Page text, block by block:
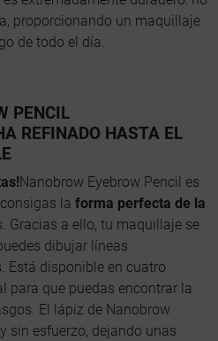
proporcionando un maquillaje
de todo el día.
PENCIL
REFINADO HASTA EL
Nanobrow Eyebrow Pencil es
la forma perfecta de la
Gracias a ello, tu maquillaje se
dibujar líneas
Está disponible en cuatro
para que puedas encontrar la
El lápiz de Nanobrow
sin esfuerzo, dejando unas